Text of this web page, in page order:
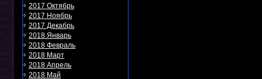
2017 Октябрь
2017 Ноябрь
2017 Декабрь
2018 Январь
2018 Февраль
2018 Март
2018 Апрель
2018 Май